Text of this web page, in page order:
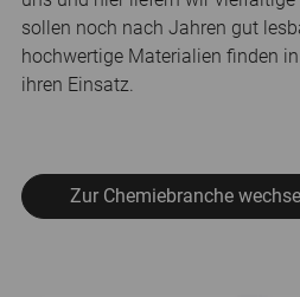
sollen noch nach Jahren gut
hochwertige Materialien finden
ihren Einsatz.
Zur Chemiebranche